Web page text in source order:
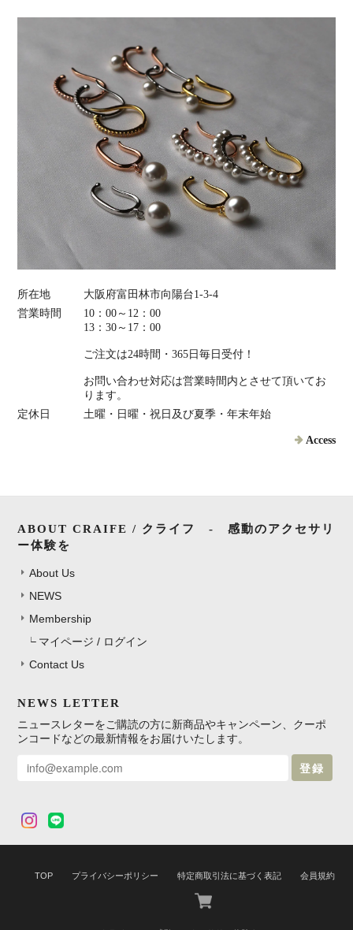
所在地
大阪府富田林市向陽台1-3-4
営業時間
10：00～12：00
13：30～17：00
ご注文は24時間・365日毎日受付！
お問い合わせ対応は営業時間内とさせて頂いてお
ります。
定休日
土曜・日曜・祝日及び夏季・年末年始
Access
ABOUT CRAIFE / クライフ - 感動のアクセサリ
ー体験を
About Us
NEWS
Membership
マイページ / ログイン
Contact Us
NEWS LETTER
ニュースレターをご購読の方に新商品やキャンペーン、クーポ
ンコードなどの最新情報をお届けいたします。
登録
TOP プライバシーポリシー 特定商取引法に基づく表記 会員規約